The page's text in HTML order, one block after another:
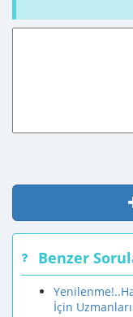
Benzer
İçin